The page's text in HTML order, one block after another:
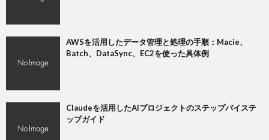
AWSを活用したデータ管理と処理の手順：Macie、
Batch、DataSync、EC2を使った具体例
Claudeを活用したAIプロジェクトのステップバイステ
ップガイド